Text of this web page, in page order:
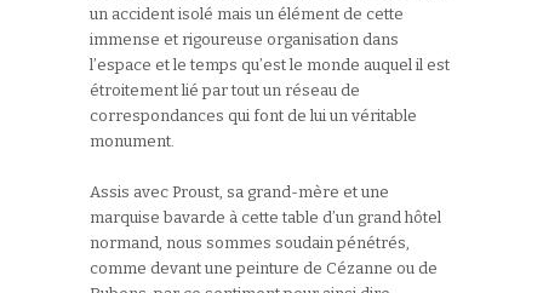
un accident isolé mais un élément de cette
immense et rigoureuse organisation dans
l’espace et le temps qu’est le monde auquel il est
étroitement lié par tout un réseau de
correspondances qui font de lui un véritable
monument.
Assis avec Proust, sa grand-mère et une
marquise bavarde à cette table d’un grand hôtel
normand, nous sommes soudain pénétrés,
comme devant une peinture de Cézanne ou de